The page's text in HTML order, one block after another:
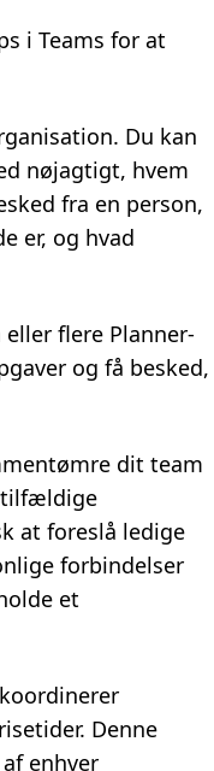
i Teams for at
Du kan
nøjagtigt, hvem
fra en person,
er, og hvad
flere Planner-
og få besked,
dit team
tilfældige
at foreslå ledige
forbindelser
et
Denne
enhver